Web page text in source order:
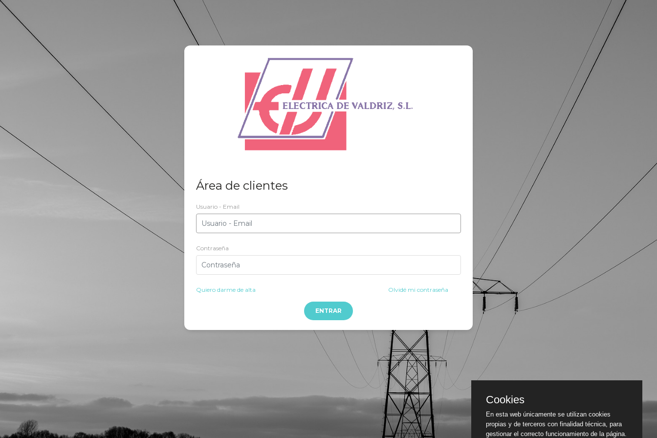
Área de clientes
Usuario - Email
Contraseña
Quiero darme de alta Olvidé mi contraseña
ENTRAR
Cookies
En esta web únicamente se utilizan cookies
propias y de terceros con finalidad técnica, para
gestionar el correcto funcionamiento de la página.